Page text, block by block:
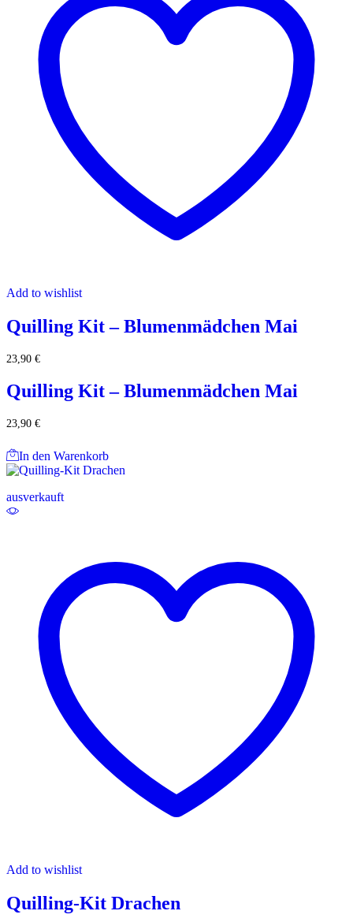
Add to wishlist
Quilling Kit – Blumenmädchen Mai
23,90 €
Quilling Kit – Blumenmädchen Mai
23,90 €
In den Warenkorb
ausverkauft
Add to wishlist
Quilling-Kit Drachen